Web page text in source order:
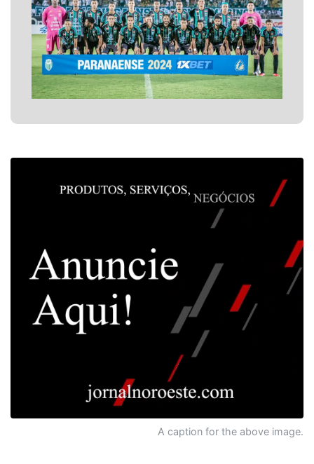
A caption for the above image.